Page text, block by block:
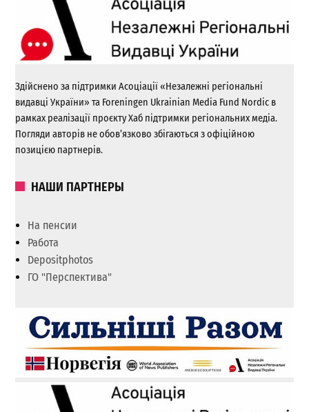
Здійснено за підтримки Асоціації «Незалежні регіональні
видавці України» та Foreningen Ukrainian Media Fund Nordic в
рамках реалізації проєкту Хаб підтримки регіональних медіа.
Погляди авторів не обов’язково збігаються з офіційною
позицією партнерів.
НАШИ ПАРТНЕРЫ
На пенсии
Работа
Depositphotos
ГО "Перспектива"